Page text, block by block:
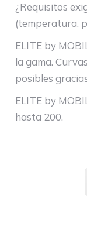
¿Requisitos
(temperatura,
ELITE by
la gama.
posibles
ELITE by
hasta 200.